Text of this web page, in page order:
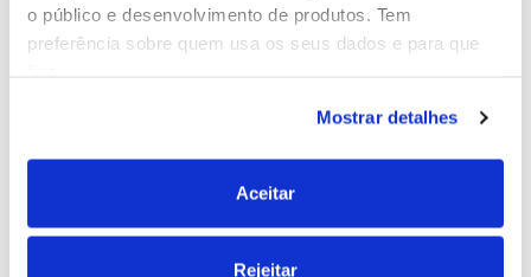
o público e desenvolvimento de produtos. Tem
preferência sobre quem usa os seus dados e para que
Se permitir, gostaríamos também de:
Recolher informações sobre a sua localização
geográfica as quais podem ter uma precisão de
Mostrar detalhes
Aceitar
Rejeitar
PASSO 5 PASSO 6
nó para ficar presa